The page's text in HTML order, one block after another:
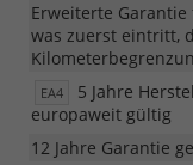
Erweiterte Garantie
was zuerst eintritt,
EA4
5 Jahre
europaweit gültig
12 Jahre Garantie